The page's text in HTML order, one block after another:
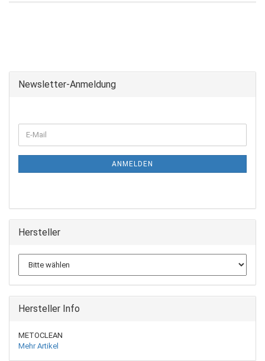
Newsletter-Anmeldung
ANMELDEN
Hersteller
Hersteller Info
METOCLEAN
Mehr Artikel